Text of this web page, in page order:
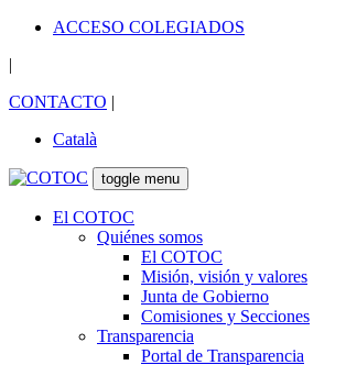
ACCESO COLEGIADOS
|
CONTACTO |
Català
toggle menu
El COTOC
Quiénes somos
El COTOC
Misión, visión y valores
Junta de Gobierno
Comisiones y Secciones
Transparencia
Portal de Transparencia